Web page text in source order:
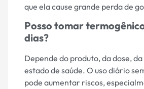
que ela cause grande perda de
Posso tomar
dias?
Depende do produto, da dose,
estado de saúde. O uso diário
pode aumentar riscos,